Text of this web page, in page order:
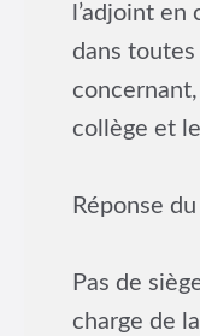
l’adjoint
dans
collège et
Réponse
Pas de
charge de